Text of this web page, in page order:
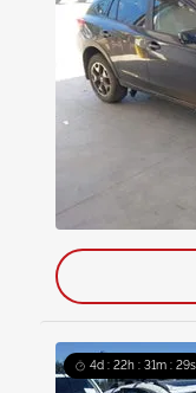
4d : 22h : 31m : 27s